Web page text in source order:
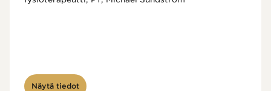
Näytä tiedot